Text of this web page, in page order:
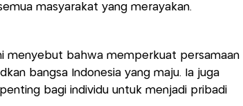
masyarakat yang merayakan.
menyebut bahwa memperkuat persamaan
bangsa Indonesia yang maju. Ia juga
bagi individu untuk menjadi pribadi